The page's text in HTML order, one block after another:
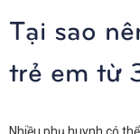
Tại sao
trẻ em từ